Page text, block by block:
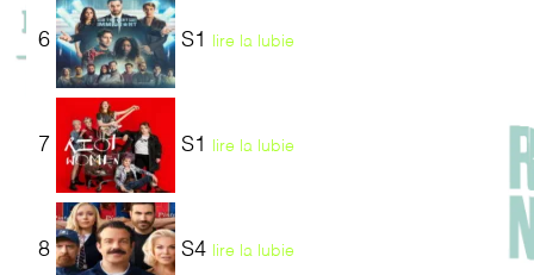
6 S1 lire la lubie
7 S1 lire la lubie
8 S4 lire la lubie